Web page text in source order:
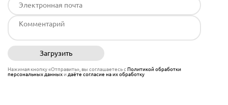
Загрузить
Нажимая кнопку «Отправить», вы соглашаетесь сПолитикой обработки
персональных данныхи даёте согласие на их обработку